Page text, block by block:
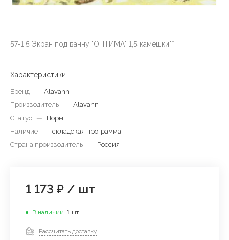
57-1,5 Экран под ванну "ОПТИМА" 1,5 камешки**
Характеристики
Бренд — Alavann
Производитель — Alavann
Статус
—
Норм
Наличие — складская программа
Страна производитель — Россия
1 173 ₽ / шт
В наличии 1 шт
Рассчитать доставку